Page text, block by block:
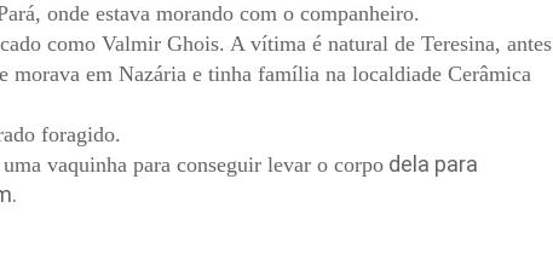
onde estava morando com o companheiro.
como Valmir Ghois. A vítima é natural de Teresina, antes
em Nazária e tinha família na localdiade Cerâmica
foragido.
vaquinha para conseguir levar o corpo dela para